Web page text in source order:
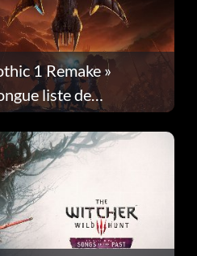
1 Remake »
liste de
à jour 1.0.4